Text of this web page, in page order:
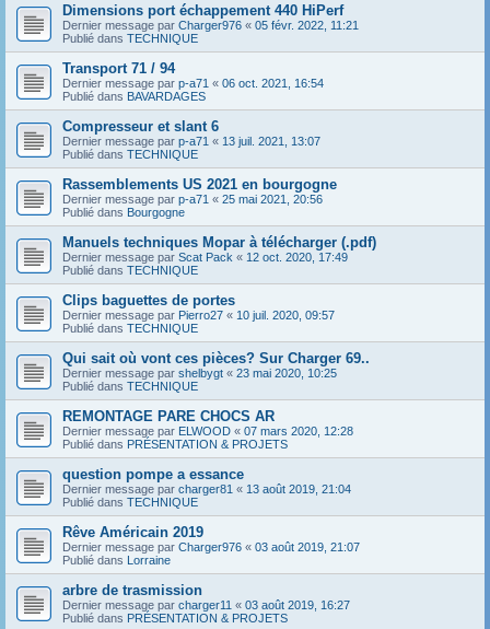
Dimensions port échappement 440 HiPerf
Dernier message par Charger976 « 05 févr. 2022, 11:21
Publié dans TECHNIQUE
Transport 71 / 94
Dernier message par p-a71 « 06 oct. 2021, 16:54
Publié dans BAVARDAGES
Compresseur et slant 6
Dernier message par p-a71 « 13 juil. 2021, 13:07
Publié dans TECHNIQUE
Rassemblements US 2021 en bourgogne
Dernier message par p-a71 « 25 mai 2021, 20:56
Publié dans Bourgogne
Manuels techniques Mopar à télécharger (.pdf)
Dernier message par Scat Pack « 12 oct. 2020, 17:49
Publié dans TECHNIQUE
Clips baguettes de portes
Dernier message par Pierro27 « 10 juil. 2020, 09:57
Publié dans TECHNIQUE
Qui sait où vont ces pièces? Sur Charger 69..
Dernier message par shelbygt « 23 mai 2020, 10:25
Publié dans TECHNIQUE
REMONTAGE PARE CHOCS AR
Dernier message par ELWOOD « 07 mars 2020, 12:28
Publié dans PRÉSENTATION & PROJETS
question pompe a essance
Dernier message par charger81 « 13 août 2019, 21:04
Publié dans TECHNIQUE
Rêve Américain 2019
Dernier message par Charger976 « 03 août 2019, 21:07
Publié dans Lorraine
arbre de trasmission
Dernier message par charger11 « 03 août 2019, 16:27
Publié dans PRÉSENTATION & PROJETS